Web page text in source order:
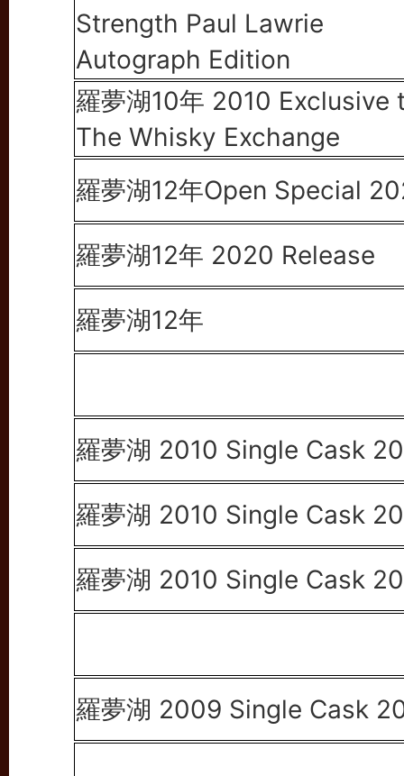
Strength Paul Lawrie
Autograph Edition
羅夢湖10年 2010 Exclusive
The Whisky Exchange
羅夢湖12年Open Special
羅夢湖12年 2020 Release
羅夢湖12年
羅夢湖 2010 Single Cask
羅夢湖 2010 Single Cask
羅夢湖 2010 Single Cask
羅夢湖 2009 Single Cask